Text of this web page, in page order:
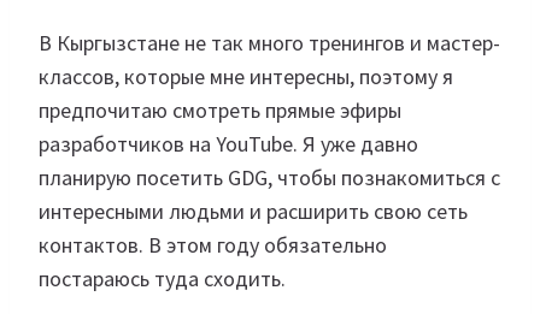
В Кыргызстане не так много тренингов и мастер-
классов, которые мне интересны, поэтому я
предпочитаю смотреть прямые эфиры
разработчиков на YouTube. Я уже давно
планирую посетить GDG, чтобы познакомиться с
интересными людьми и расширить свою сеть
контактов. В этом году обязательно
постараюсь туда сходить.